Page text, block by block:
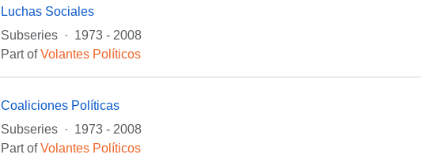
Luchas Sociales
Subseries · 1973 - 2008
Part ofVolantes Políticos
Coaliciones Políticas
Subseries · 1973 - 2008
Part ofVolantes Políticos